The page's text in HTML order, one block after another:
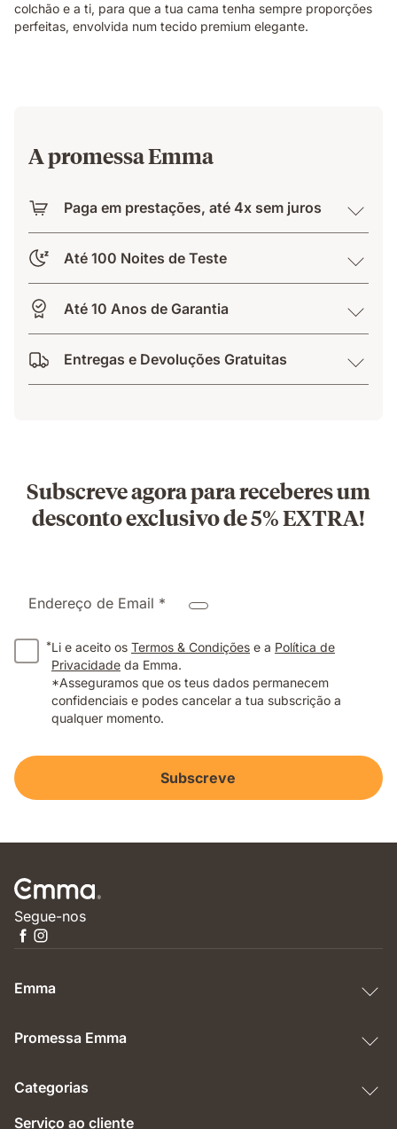
colchão e a ti, para que a tua cama tenha sempre proporções
perfeitas, envolvida num tecido premium elegante.
A promessa Emma
Paga em prestações, até 4x sem juros
Até 100 Noites de Teste
Até 10 Anos de Garantia
Entregas e Devoluções Gratuitas
Subscreve agora para receberes um
desconto exclusivo de 5% EXTRA!
Endereço de Email *
*Li e aceito os Termos & Condições e a Política de
Privacidade da Emma.
*Asseguramos que os teus dados permanecem
confidenciais e podes cancelar a tua subscrição a
qualquer momento.
Subscreve
Segue-nos
Emma
Promessa Emma
Categorias
Serviço ao cliente